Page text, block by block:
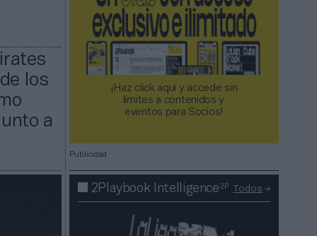
los
a
¡Haz click aquí y accede sin
límites a contenidos y
eventos para Socios!​​​​​​​
Publicidad
2Playbook Intelligence2P Todos